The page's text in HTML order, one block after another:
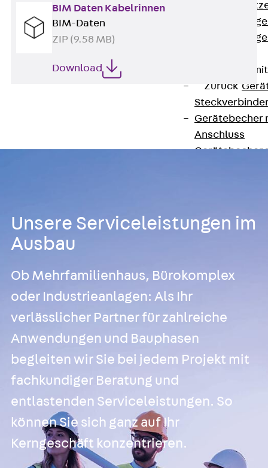
Gerätebecher
Zurück
Gerätebecher
Anschluss
Gerätebecher
Zubehör für
Zurück
Ersatzteile
Wireless Charging
SystemPLUS
Anwendungsgebiete
Industrieanlagen
Bodengeführte
Rechenzentrum
BIM Daten Kabelrinnen
BIM-Daten
ZIP (9.58 MB)
Download
Unsere Serviceleistungen im
Ausbau
Ob Mehrfamilienhaus, Bürokomplex
oder Industrieanlagen: Als Ihr
verlässlicher Partner für zahlreiche
Anwendungen und Bauphasen
begleiten wir Sie bei jedem Projekt mit
fachkundiger Beratung und
entlastenden Serviceleistungen. So
können Sie sich ganz auf Ihr
Kerngeschäft konzentrieren.